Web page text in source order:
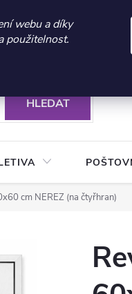
do 21.9.2026 ⏰ |
webu a díky
použitelnost.
osobních údajů
HLEDAT
cm NEREZ (na čtyřhran)